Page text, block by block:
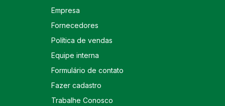
Empresa
Fornecedores
Política de vendas
Equipe interna
Formulário de contato
Fazer cadastro
Trabalhe Conosco